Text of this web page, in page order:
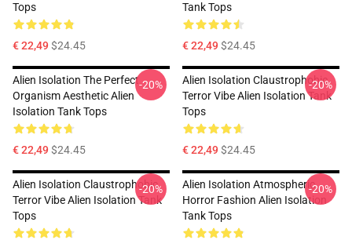
Tops
€ 22,49$24.45
Tank Tops
€ 22,49$24.45
Alien Isolation The Perfect
Organism Aesthetic Alien
Isolation Tank Tops
€ 22,49$24.45
-20%
Alien Isolation Claustrophobic
Terror Vibe Alien Isolation Tank
Tops
€ 22,49$24.45
-20%
Alien Isolation Claustrophobic
Terror Vibe Alien Isolation Tank
Tops
-20%
Alien Isolation Atmospheric
Horror Fashion Alien Isolation
Tank Tops
-20%